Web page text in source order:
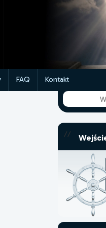
FAQ Kontakt
//